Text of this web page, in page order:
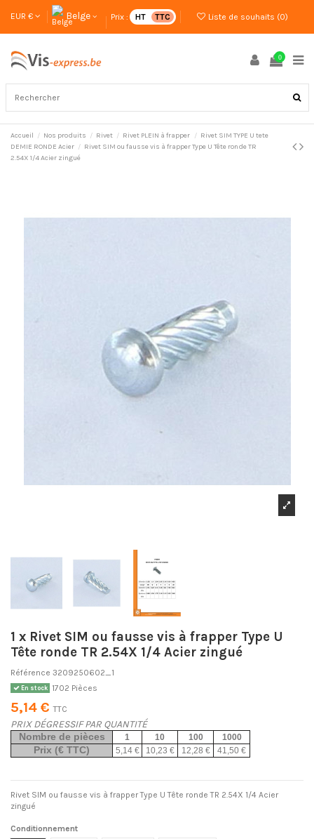
EUR € Belge Prix : HT TTC Liste de souhaits (0)
0
Accueil Nos produits Rivet Rivet PLEIN à frapper
Rivet SIM TYPE U tete
DEMIE RONDE Acier
Rivet SIM ou fausse vis à frapper Type U Tête ronde TR
2.54X 1/4 Acier zingué
1 x Rivet SIM ou fausse vis à frapper Type U
Tête ronde TR 2.54X 1/4 Acier zingué
Référence 3209250602_1
En stock 1702 Pièces
5,14 €TTC
PRIX DÉGRESSIF PAR QUANTITÉ
Nombre de pièces 1 10 100 1000
Prix (€ TTC) 5,14 € 10,23 € 12,28 € 41,50 €
Rivet SIM ou fausse vis à frapper Type U Tête ronde TR 2.54X 1/4 Acier
zingué
Conditionnement